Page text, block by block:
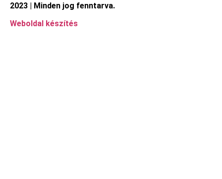
2023 | Minden jog fenntarva.
Weboldal készítés